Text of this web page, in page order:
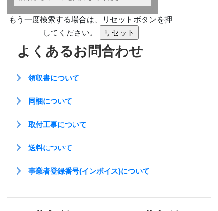
もう一度検索する場合は、リセットボタンを押
してください。
よくあるお問合わせ
領収書について
同梱について
取付工事について
送料について
事業者登録番号(インボイス)について